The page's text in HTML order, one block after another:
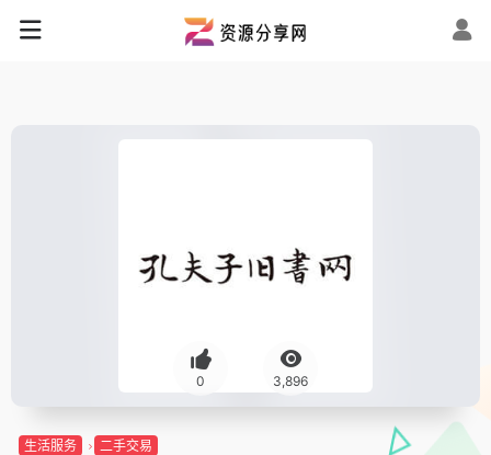
0 3,896
生活服务 二手交易